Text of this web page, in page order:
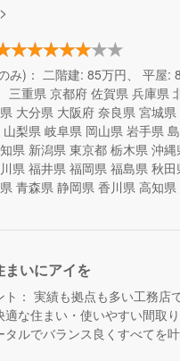
み)： 二階建: 85万円、 平屋:
三重県 京都府 佐賀県 兵庫県
大分県 大阪府 奈良県 宮城県
山梨県 岐阜県 岡山県 岩手県
県 新潟県 東京都 栃木県 沖縄
県 福井県 福岡県 福島県 秋田
青森県 静岡県 香川県 高知県
いにアイを
： 実績も拠点も多い工務店
適な住まい・使いやすい間取
ルでバランス良くすべてを